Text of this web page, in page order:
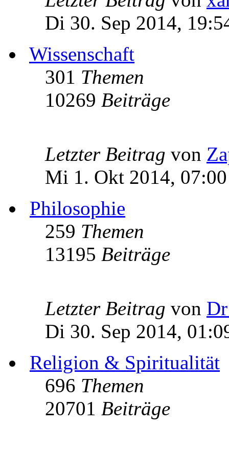
Di 30. Sep 2014,
Wissenschaft
301 Themen
10269 Beiträge
Letzter Beitrag von
Mi 1. Okt 2014, 07:00
Philosophie
259 Themen
13195 Beiträge
Letzter Beitrag von
Di 30. Sep 2014,
Religion & Spiritualität
696 Themen
20701 Beiträge